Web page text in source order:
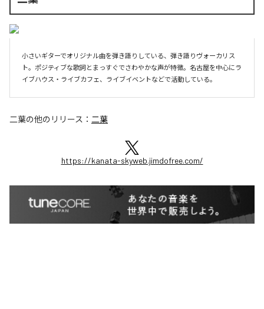
小さいギターでオリジナル曲を弾き語りしている、弾き語りヴォーカリス
ト。ポジティブな歌詞とまっすぐでさわやかな声が特徴。名古屋を中心にラ
イブハウス・ライブカフェ、ライブイベントなどで活動している。
二葉の他のリリース： 二葉
https://kanata-skyweb.jimdofree.com/